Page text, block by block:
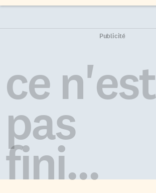
Publicité
ce n'est
pas
fini...